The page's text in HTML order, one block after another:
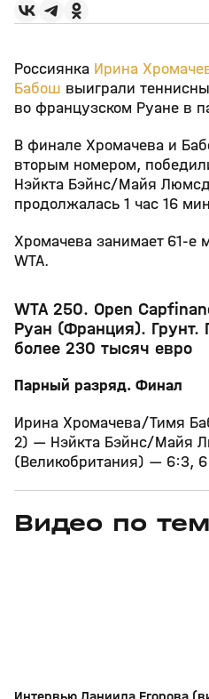
Россиянка Ирина
Бабош выиграли
во французском Руане в
В финале Хромачева и
вторым номером,
Нэйкта Бэйнс/Майя
продолжалась 1 час 16
Хромачева занимает 61‑е
WTA.
WTA 250. Open
Руан (Франция).
более 230 тысяч евро
Парный разряд. Финал
Ирина Хромачева/Тимя
2) — Нэйкта Бэйнс/Майя
(Великобритания) — 6:3,
Видео по
11 июл, 16:17